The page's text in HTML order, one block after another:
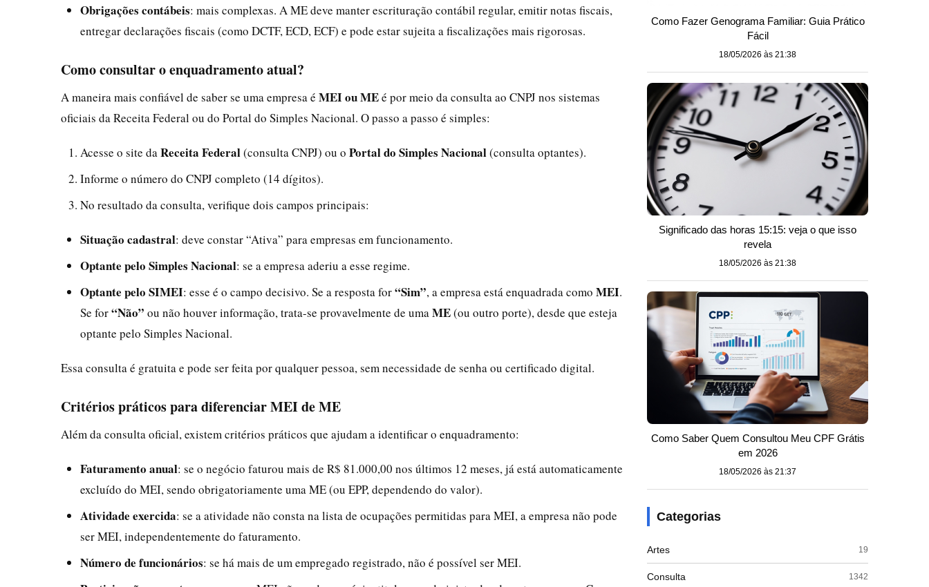
Obrigações contábeis: mais complexas. A ME deve manter escrituração contábil regular, emitir notas fiscais,
entregar declarações fiscais (como DCTF, ECD, ECF) e pode estar sujeita a fiscalizações mais rigorosas.
Como consultar o enquadramento atual?
A maneira mais confiável de saber se uma empresa é MEI ou MEé por meio da consulta ao CNPJ nos sistemas
oficiais da Receita Federal ou do Portal do Simples Nacional. O passo a passo é simples:
Acesse o site da Receita Federal(consulta CNPJ) ou o Portal do Simples Nacional(consulta optantes).
Informe o número do CNPJ completo (14 dígitos).
No resultado da consulta, verifique dois campos principais:
Situação cadastral: deve constar “Ativa” para empresas em funcionamento.
Optante pelo Simples Nacional: se a empresa aderiu a esse regime.
Optante pelo SIMEI: esse é o campo decisivo. Se a resposta for“Sim”, a empresa está enquadrada como MEI.
Se for“Não” ou não houver informação, trata-se provavelmente de uma ME(ou outro porte), desde que esteja
optante pelo Simples Nacional.
Essa consulta é gratuita e pode ser feita por qualquer pessoa, sem necessidade de senha ou certificado digital.
Critérios práticos para diferenciar MEI de ME
Além da consulta oficial, existem critérios práticos que ajudam a identificar o enquadramento:
Faturamento anual: se o negócio faturou mais de R$ 81.000,00 nos últimos 12 meses, já está automaticamente
excluído do MEI, sendo obrigatoriamente uma ME (ou EPP, dependendo do valor).
Atividade exercida: se a atividade não consta na lista de ocupações permitidas para MEI, a empresa não pode
ser MEI, independentemente do faturamento.
Número de funcionários: se há mais de um empregado registrado, não é possível ser MEI.
Como Fazer Genograma Familiar: Guia Prático
Fácil
18/05/2026 às 21:38
Significado das horas 15:15: veja o que isso
revela
18/05/2026 às 21:38
Como Saber Quem Consultou Meu CPF Grátis
em 2026
18/05/2026 às 21:37
Categorias
Artes 19
Consulta 1342